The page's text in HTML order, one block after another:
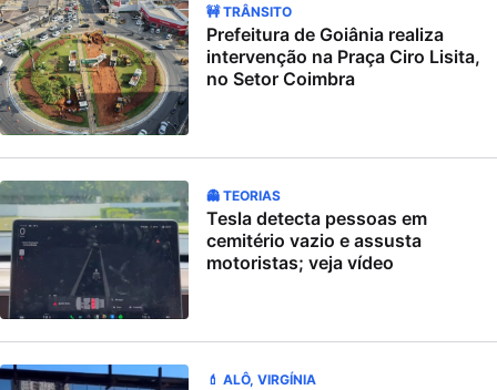
🚧 TRÂNSITO
Prefeitura de Goiânia realiza
intervenção na Praça Ciro Lisita,
no Setor Coimbra
👻 TEORIAS
Tesla detecta pessoas em
cemitério vazio e assusta
motoristas; veja vídeo
💄 ALÔ, VIRGÍNIA